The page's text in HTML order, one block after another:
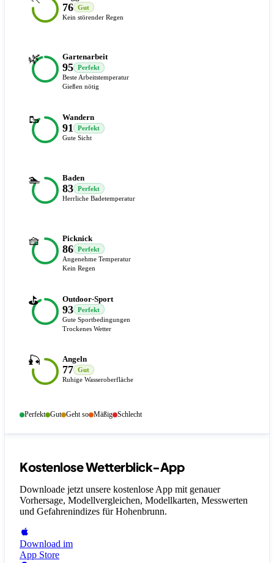
76
Gut
Kein störender Regen
🌿 Gartenarbeit
95
Perfekt
Beste Arbeitstemperatur
Gießen nötig
🥾 Wandern
91
Perfekt
Gute Sicht
🏊 Baden
83
Perfekt
Herrliche Badetemperatur
🧺 Picknick
86
Perfekt
Angenehme Temperatur
Kein Regen
⛳ Outdoor-Sport
93
Perfekt
Gute Sportbedingungen
Trockenes Wetter
🎣 Angeln
77
Gut
Ruhige Wasseroberfläche
Perfekt Gut Geht so Mäßig Schlecht
Kostenlose Wetterblick-App
Downloade jetzt unsere kostenlose App mit genauer
Vorhersage, Modellvergleichen, Modellkarten, Messwerten
und Gefahrenindizes für Hohenbrunn.
Download im
App Store